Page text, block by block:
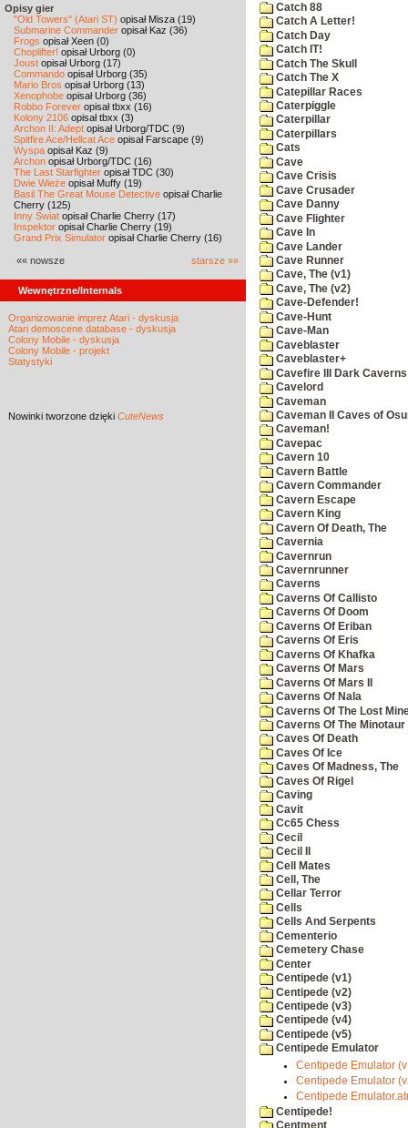
Opisy gier
"Old Towers" (Atari ST) opisał Misza (19)
Submarine Commander opisał Kaz (36)
Frogs opisał Xeen (0)
Choplifter! opisał Urborg (0)
Joust opisał Urborg (17)
Commando opisał Urborg (35)
Mario Bros opisał Urborg (13)
Xenophobe opisał Urborg (36)
Robbo Forever opisał tbxx (16)
Kolony 2106 opisał tbxx (3)
Archon II: Adept opisał Urborg/TDC (9)
Spitfire Ace/Hellcat Ace opisał Farscape (9)
Wyspa opisał Kaz (9)
Archon opisał Urborg/TDC (16)
The Last Starfighter opisał TDC (30)
Dwie Wieże opisał Muffy (19)
Basil The Great Mouse Detective opisał Charlie
Cherry (125)
Inny Świat opisał Charlie Cherry (17)
Inspektor opisał Charlie Cherry (19)
Grand Prix Simulator opisał Charlie Cherry (16)
«« nowsze starsze »»
Wewnętrzne/Internals
Organizowanie imprez Atari - dyskusja
Atari demoscene database - dyskusja
Colony Mobile - dyskusja
Colony Mobile - projekt
Statystyki
Nowinki tworzone dzięki CuteNews
Catch 88
Catch A Letter!
Catch Day
Catch IT!
Catch The Skull
Catch The X
Catepillar Races
Caterpiggle
Caterpillar
Caterpillars
Cats
Cave
Cave Crisis
Cave Crusader
Cave Danny
Cave Flighter
Cave In
Cave Lander
Cave Runner
Cave, The (v1)
Cave, The (v2)
Cave-Defender!
Cave-Hunt
Cave-Man
Caveblaster
Caveblaster+
Cavefire III Dark Caverns
Cavelord
Caveman
Caveman II Caves of
Caveman!
Cavepac
Cavern 10
Cavern Battle
Cavern Commander
Cavern Escape
Cavern King
Cavern Of Death, The
Cavernia
Cavernrun
Cavernrunner
Caverns
Caverns Of Callisto
Caverns Of Doom
Caverns Of Eriban
Caverns Of Eris
Caverns Of Khafka
Caverns Of Mars
Caverns Of Mars II
Caverns Of Nala
Caverns Of The Lost
Caverns Of The Minotaur
Caves Of Death
Caves Of Ice
Caves Of Madness, The
Caves Of Rigel
Caving
Cavit
Cc65 Chess
Cecil
Cecil II
Cell Mates
Cell, The
Cellar Terror
Cells
Cells And Serpents
Cementerio
Cemetery Chase
Center
Centipede (v1)
Centipede (v2)
Centipede (v3)
Centipede (v4)
Centipede (v5)
Centipede Emulator
Centipede Emulator
Centipede Emulator
Centipede
Centipede!
Centment